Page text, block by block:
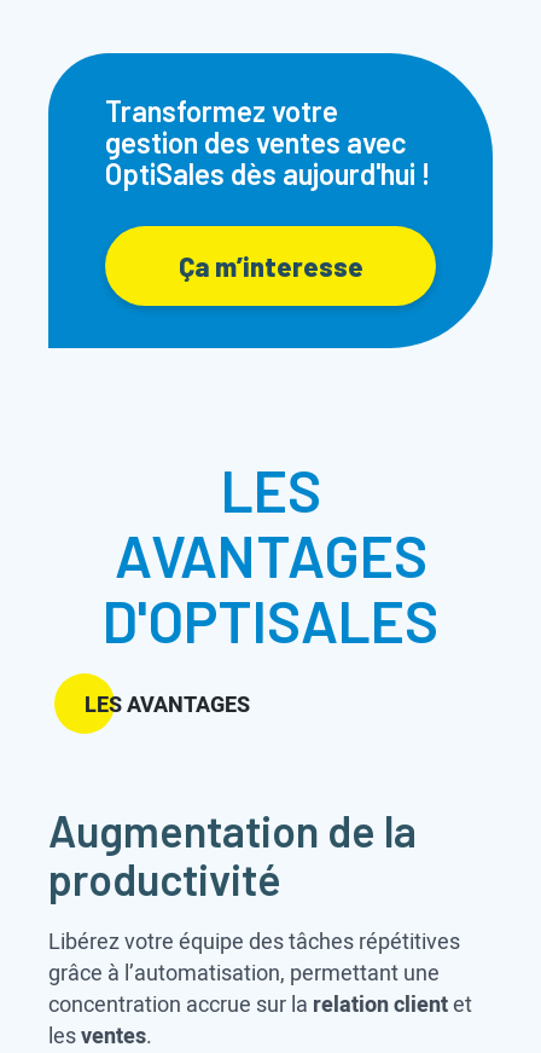
Transformez votre
gestion des ventes avec
OptiSales dès aujourd'hui !
Ça m’interesse
LES
AVANTAGES
D'OPTISALES
LES AVANTAGES
Augmentation de la
productivité
Libérez votre équipe des tâches répétitives
grâce à l’automatisation, permettant une
concentration accrue sur la relation clientet
lesventes.